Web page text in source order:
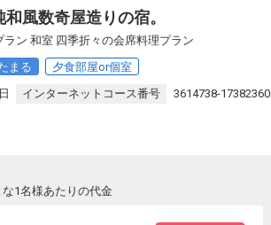
風数奇屋造りの宿。
ン 和室 四季折々の会席料理プラン
まる
夕食部屋or個室
インターネットコース番号 3614738-17382360
な1名様あたりの代金